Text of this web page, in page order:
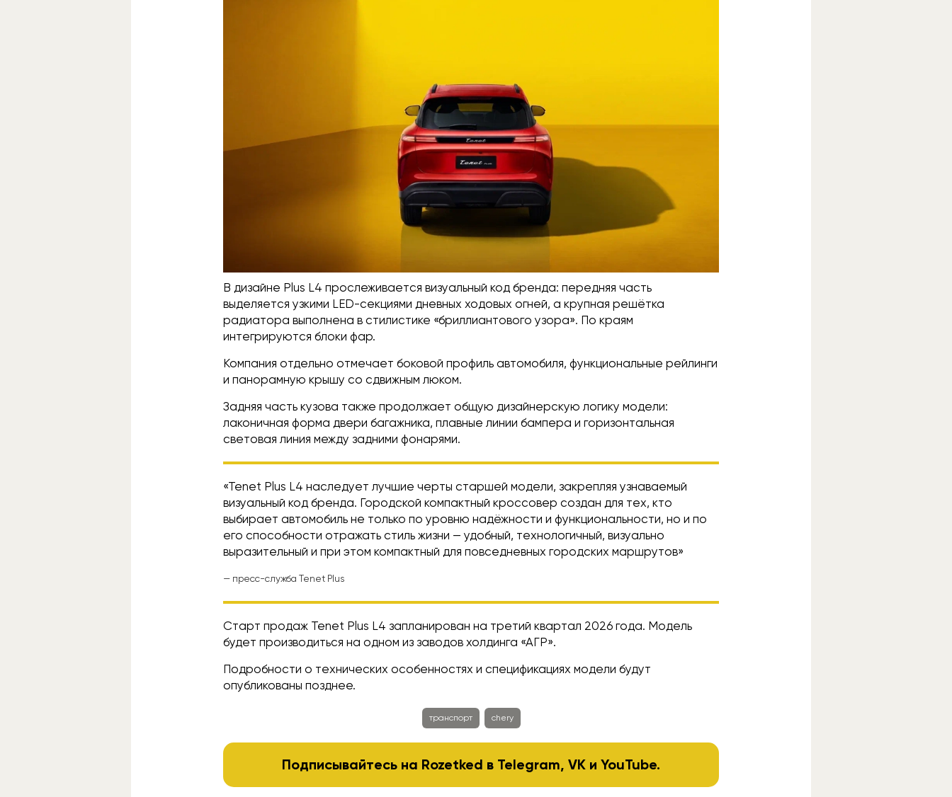
В дизайне Plus L4 прослеживается визуальный код бренда: передняя часть
выделяется узкими LED-секциями дневных ходовых огней, а крупная решётка
радиатора выполнена в стилистике «бриллиантового узора». По краям
интегрируются блоки фар.
Компания отдельно отмечает боковой профиль автомобиля, функциональные рейлинги
и панорамную крышу со сдвижным люком.
Задняя часть кузова также продолжает общую дизайнерскую логику модели:
лаконичная форма двери багажника, плавные линии бампера и горизонтальная
световая линия между задними фонарями.
«Tenet Plus L4 наследует лучшие черты старшей модели, закрепляя узнаваемый
визуальный код бренда. Городской компактный кроссовер создан для тех, кто
выбирает автомобиль не только по уровню надёжности и функциональности, но и по
его способности отражать стиль жизни — удобный, технологичный, визуально
выразительный и при этом компактный для повседневных городских маршрутов»
— пресс-служба Tenet Plus
Старт продаж Tenet Plus L4 запланирован на третий квартал 2026 года. Модель
будет производиться на одном из заводов холдинга «АГР».
Подробности о технических особенностях и спецификациях модели будут
опубликованы позднее.
транспорт chery
Подписывайтесь на Rozetked в Telegram,VK иYouTube.